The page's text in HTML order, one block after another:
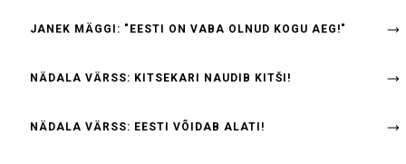
JANEK MÄGGI: "EESTI ON VABA OLNUD KOGU AEG!"
NÄDALA VÄRSS: KITSEKARI NAUDIB KITŠI!
NÄDALA VÄRSS: EESTI VÕIDAB ALATI!